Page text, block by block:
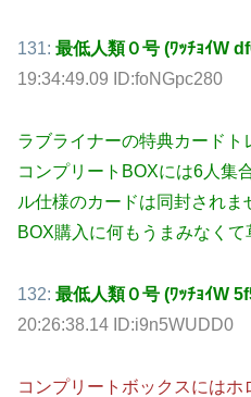
131: 最低人類０号 (ﾜｯﾁｮｲW
19:34:49.09 ID:foNGpc280
ラブライナーの特典カードト
コンプリートBOXには6人集
ル仕様のカードは同封され
BOX購入に何もうまみなくて
132: 最低人類０号 (ﾜｯﾁｮｲW
20:26:38.14 ID:i9n5WUDD0
コンプリートボックスにはホ